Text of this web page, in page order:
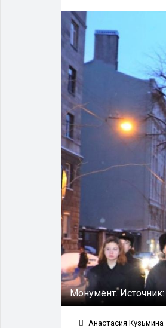
Монумент.Источник:
Анастасия Кузьмина